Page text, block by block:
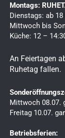
Montags:
Dienstags: ab
Mittwoch bis
Küche: 12 –
An Feiertagen
Ruhetag fallen.
Mittwoch 08.07.
Freitag 10.07.
Betriebsferien: